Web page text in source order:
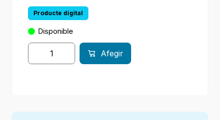
Producte digital
Disponible
Afegir